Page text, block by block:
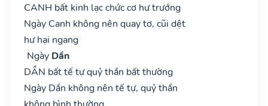
CANH bất kinh lạc chức cơ hư trướng
Ngày Canh không nên quay tơ, cũi dệt
hư hại ngang
Ngày Dần
DẦN bất tế tự quỷ thần bất thường
Ngày Dần không nên tế tự, quỷ thần